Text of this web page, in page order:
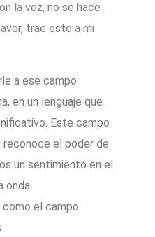
la voz, no se hace
trae esto a mi
a ese campo
en un lenguaje que
Este campo
el poder de
un sentimiento en el
onda
el campo